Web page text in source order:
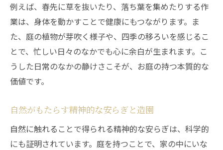
例えば、春先に草を抜いたり、落ち葉を集めたりする作
業は、身体を動かすことで健康にもつながります。ま
た、庭の植物が芽吹く様子や、四季の移ろいを感じるこ
とで、忙しい日々のなかでも心に余白が生まれます。こ
うした日常のなかの静けさこそが、お庭の持つ本質的な
価値です。
自然がもたらす精神的な安らぎと造園
自然に触れることで得られる精神的な安らぎは、科学的
にも証明されています。庭を持つことで、家の中にいな